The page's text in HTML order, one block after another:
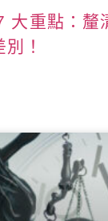
大重點：釐
！